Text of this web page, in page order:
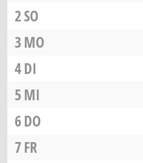
2SO
3MO
4DI
5MI
6DO
7FR